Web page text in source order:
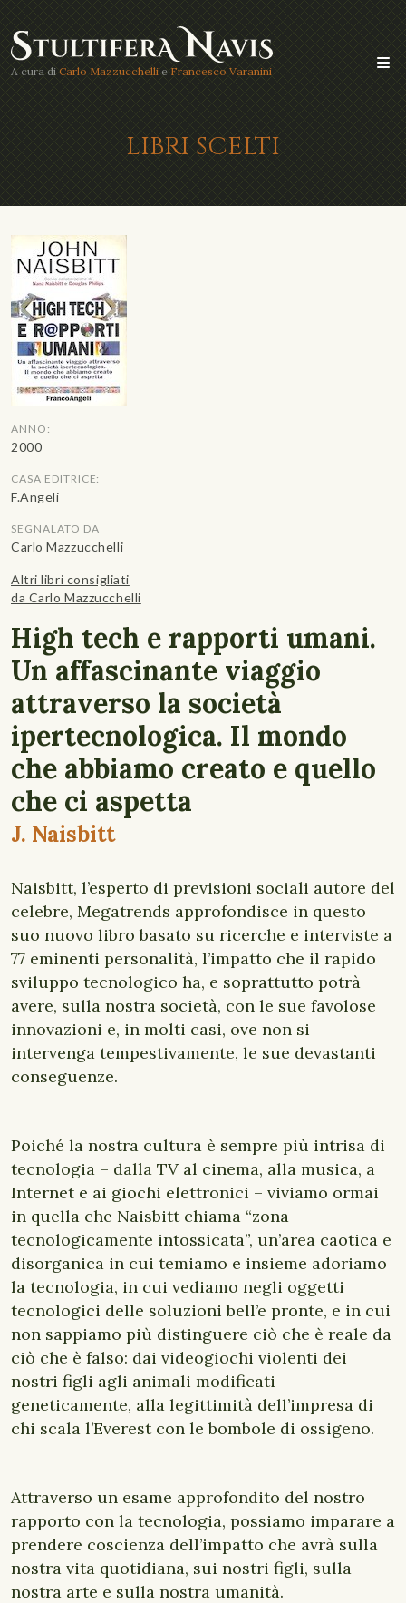
A cura di Carlo Mazzucchelli e Francesco Varanini
LIBRI SCELTI
ANNO:
2000
CASA EDITRICE:
F.Angeli
SEGNALATO DA
Carlo Mazzucchelli
Altri libri consigliati
da Carlo Mazzucchelli
High tech e rapporti umani.
Un affascinante viaggio
attraverso la società
ipertecnologica. Il mondo
che abbiamo creato e quello
che ci aspetta
J. Naisbitt
Naisbitt, l’esperto di previsioni sociali autore del
celebre, Megatrends approfondisce in questo
suo nuovo libro basato su ricerche e interviste a
77 eminenti personalità, l’impatto che il rapido
sviluppo tecnologico ha, e soprattutto potrà
avere, sulla nostra società, con le sue favolose
innovazioni e, in molti casi, ove non si
intervenga tempestivamente, le sue devastanti
conseguenze.
Poiché la nostra cultura è sempre più intrisa di
tecnologia – dalla TV al cinema, alla musica, a
Internet e ai giochi elettronici – viviamo ormai
in quella che Naisbitt chiama “zona
tecnologicamente intossicata”, un’area caotica e
disorganica in cui temiamo e insieme adoriamo
la tecnologia, in cui vediamo negli oggetti
tecnologici delle soluzioni bell’e pronte, e in cui
non sappiamo più distinguere ciò che è reale da
ciò che è falso: dai videogiochi violenti dei
nostri figli agli animali modificati
geneticamente, alla legittimità dell’impresa di
chi scala l’Everest con le bombole di ossigeno.
Attraverso un esame approfondito del nostro
rapporto con la tecnologia, possiamo imparare a
prendere coscienza dell’impatto che avrà sulla
nostra vita quotidiana, sui nostri figli, sulla
nostra arte e sulla nostra umanità.